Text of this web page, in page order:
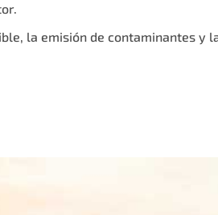
la emisión de contaminantes y